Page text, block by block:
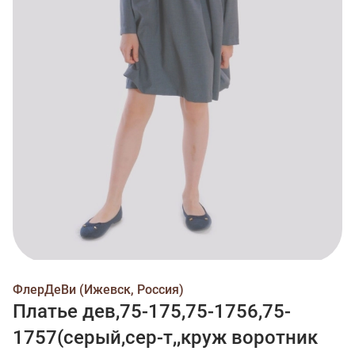
ФлерДеВи (Ижевск, Россия)
Платье дев,75-175,75-1756,75-
1757(серый,сер-т,,круж воротник